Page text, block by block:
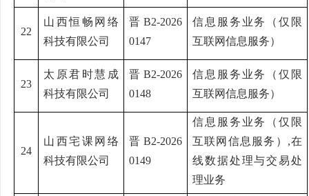
22
山西恒畅网络
科技有限公司
晋 B2-2026
0147
信息服务业务（仅限
互联网信息服务）
23
太原君时慧成
科技有限公司
晋 B2-2026
0148
信息服务业务（仅限
互联网信息服务）
24
山西宅课网络
科技有限公司
晋 B2-2026
0149
信息服务业务（仅限
互联网信息服务） ,在
线数据处理与交易处
理业务